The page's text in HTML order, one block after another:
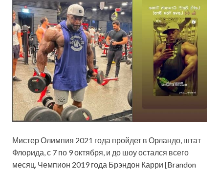
Мистер Олимпия 2021 года пройдет в Орландо, штат
Флорида, с 7 по 9 октября, и до шоу остался всего
месяц. Чемпион 2019 года Брэндон Карри [Brandon